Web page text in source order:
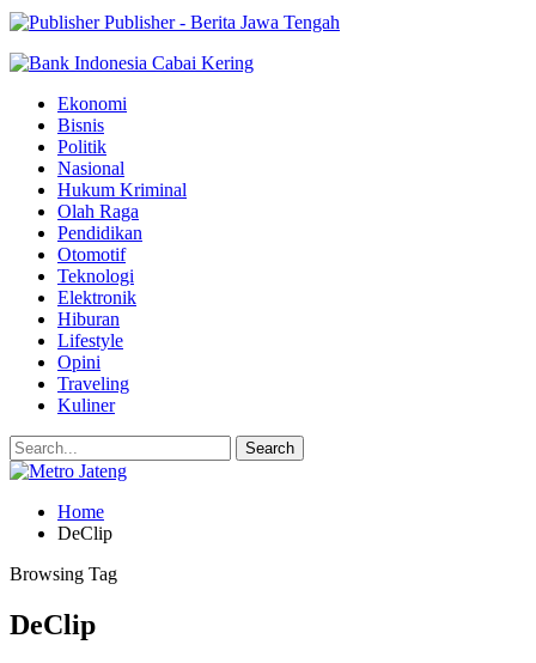
Publisher - Berita Jawa Tengah
Ekonomi
Bisnis
Politik
Nasional
Hukum Kriminal
Olah Raga
Pendidikan
Otomotif
Teknologi
Elektronik
Hiburan
Lifestyle
Opini
Traveling
Kuliner
Home
DeClip
Browsing Tag
DeClip